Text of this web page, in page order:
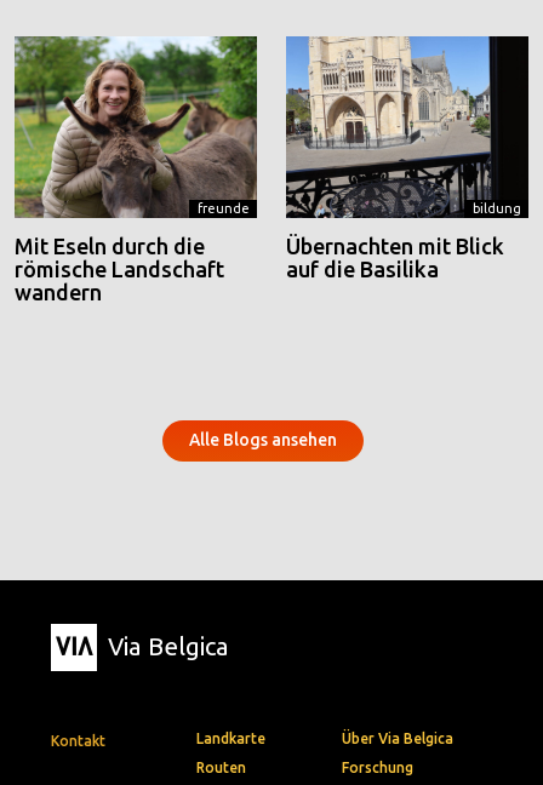
freunde
Mit Eseln durch die
römische Landschaft
wandern
bildung
Übernachten mit Blick
auf die Basilika
Alle Blogs ansehen
Via Belgica
Kontakt
Landkarte
Routen
Über Via Belgica
Forschung